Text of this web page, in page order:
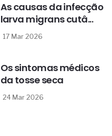
As causas da infecção
larva migrans cutâ...
17 Mar 2026
Os sintomas médicos
da tosse seca
24 Mar 2026